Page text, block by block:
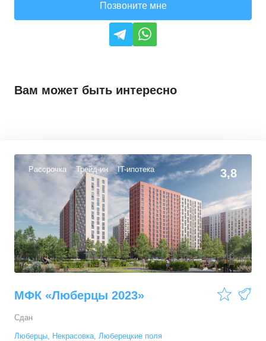
Позвоните мне
Вам может быть интересно
Рассрочка Трейд-ин IT-ипотека 3,8
МФК «Люберцы 2023»
Сдан
Люберцы, Некрасовка, Люберецкие поля